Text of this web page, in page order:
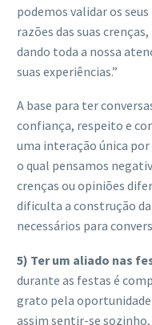
podemos validar os
razões das suas
dando toda a nossa
suas experiências.”
A base para ter
confiança, respeito e
uma interação única
o qual pensamos
crenças ou opiniões
dificulta a construção
necessários para
5) Ter um aliado nas
durante as festas é
grato pela
assim sentir-se